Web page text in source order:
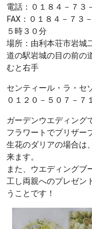
電話：０１８４－７３
FAX：０１８４－７３
５時３０分
場所：由利本荘市岩城
道の駅岩城の目の前
むと右手
センティール・ラ・セ
０１２０－５０７－７
ガーデンウエディング
フラワートでプリザー
生花のダリアの場合は
来ます。
また、ウエディングブ
工し両親へのプレゼン
うことです！